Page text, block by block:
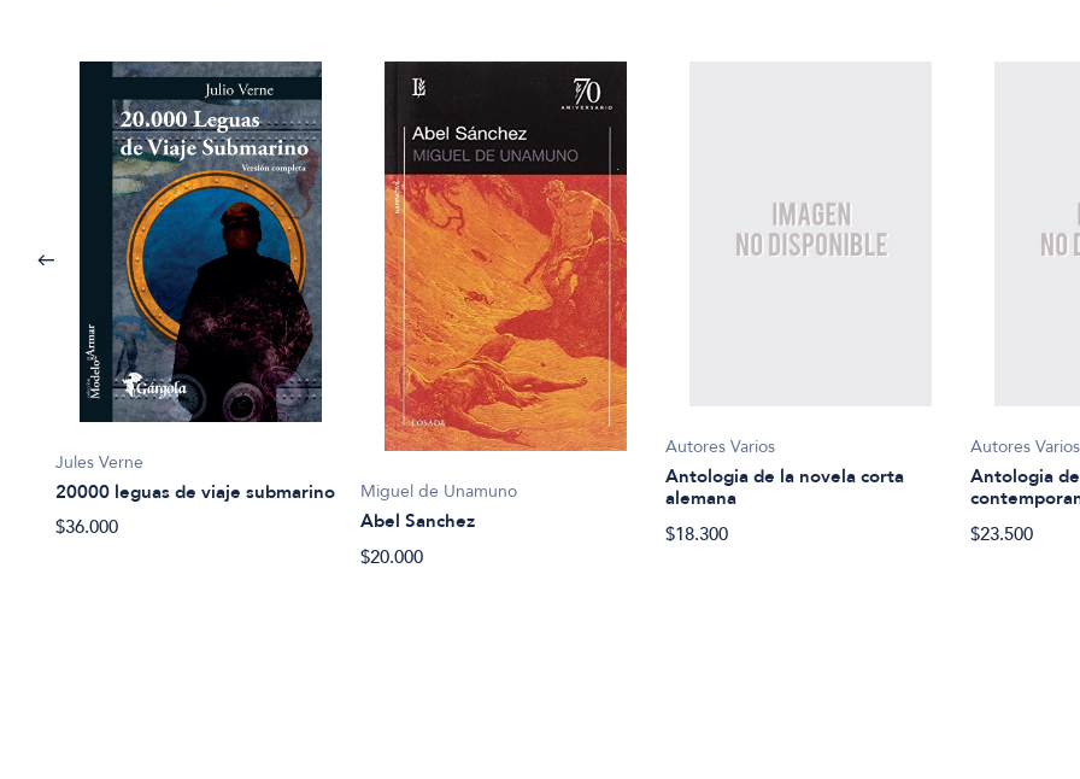
Jules Verne
20000 leguas de viaje submarino
$36.000
Miguel de Unamuno
Abel Sanchez
$20.000
Autores Varios
Antologia de la novela corta
alemana
$18.300
Autores Varios
Antologia
$23.500